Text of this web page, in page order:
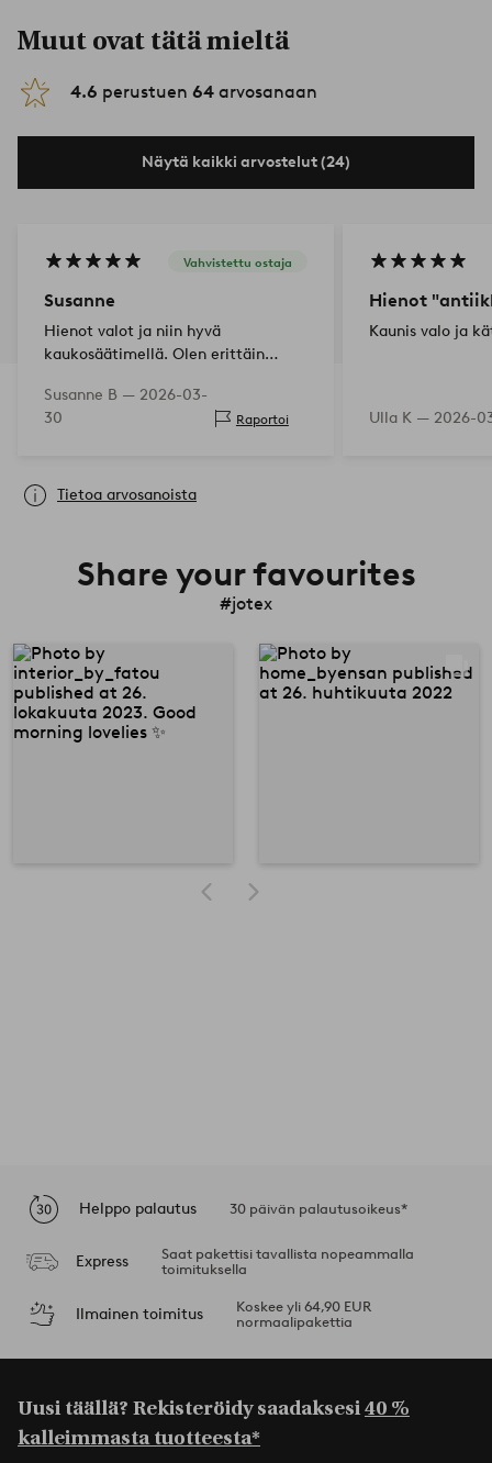
Muut ovat tätä mieltä
4.6 perustuen 64 arvosanaan
Näytä kaikki arvostelut (24)
Vahvistettu ostaja
Susanne
Hienot valot ja niin hyvä
kaukosäätimellä. Olen erittäin
Susanne B — 2026-03-
30
Raportoi
Hienot
Kaunis valo ja
Ulla K — 2026-
Tietoa arvosanoista
Share your favourites
#jotex
Helppo palautus 30 päivän palautusoikeus*
Express
Saat pakettisi tavallista nopeammalla
toimituksella
Ilmainen toimitus
Koskee yli 64,90 EUR
normaalipakettia
Uusi täällä? Rekisteröidy saadaksesi40 %
kalleimmasta tuotteesta*